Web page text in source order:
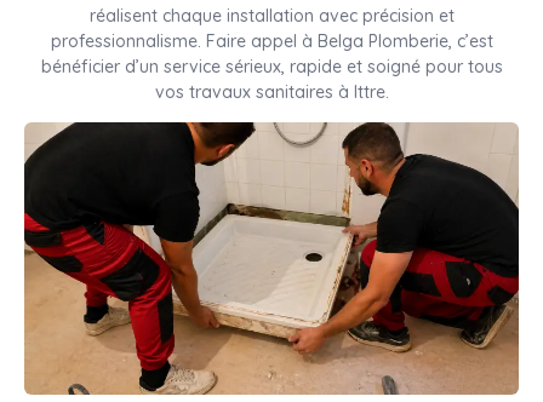
réalisent chaque installation avec précision et
professionnalisme. Faire appel à Belga Plomberie, c’est
bénéficier d’un service sérieux, rapide et soigné pour tous
vos travaux sanitaires à Ittre.